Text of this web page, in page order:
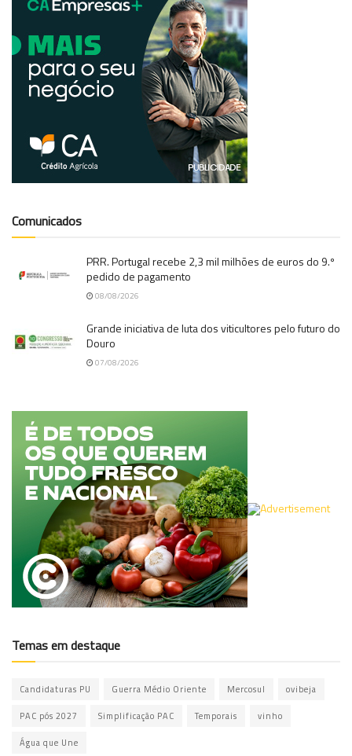
Comunicados
PRR. Portugal recebe 2,3 mil milhões de euros do 9.º
pedido de pagamento
08/08/2026
Grande iniciativa de luta dos viticultores pelo futuro do
Douro
07/08/2026
Temas em destaque
Candidaturas PU Guerra Médio Oriente Mercosul ovibeja
PAC pós 2027 Simplificação PAC Temporais vinho
Água que Une